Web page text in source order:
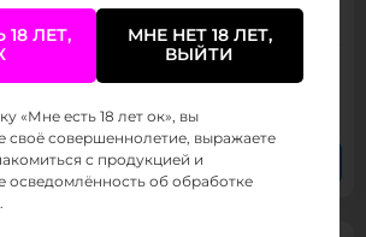
Товар в наличии
675 ₽/ 600(от 800 тыс. )
Заказать в Telegram
ЛЕТ, МНЕ НЕТ 18 ЛЕТ,
ВЫЙТИ
«Мне есть 18 лет ок», вы
своё совершеннолетие, выражаете
с продукцией и
осведомлённость об обработке